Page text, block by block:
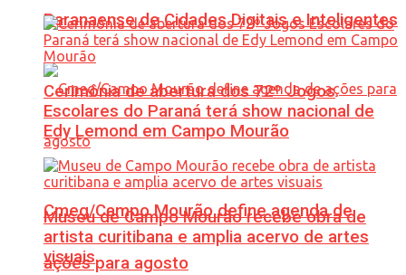
Paranaense de Cidades Digitais e Inteligentes
Cmeg/Campo Mourão define agenda de
ações para agosto
Cerimônia de abertura dos 72º Jogos
Escolares do Paraná terá show nacional de
Edy Lemond em Campo Mourão
Museu de Campo Mourão recebe obra de
artista curitibana e amplia acervo de artes
visuais